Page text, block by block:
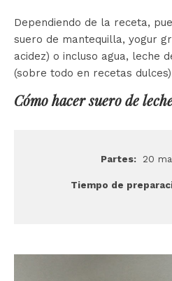
Dependiendo de la receta,
suero de mantequilla, yogur
acidez) o incluso agua, leche
(sobre todo en recetas
Cómo hacer suero de
Partes: 20
Tiempo de